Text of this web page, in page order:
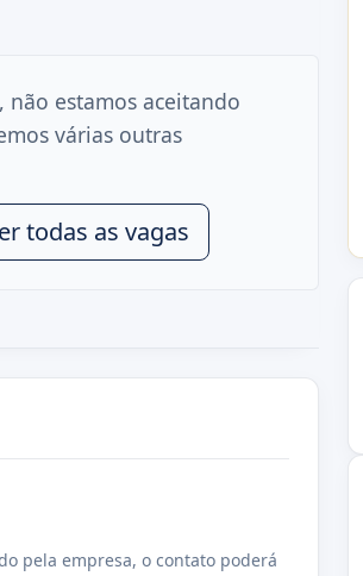
não estamos aceitando
várias outras
todas as vagas
pela empresa, o contato poderá